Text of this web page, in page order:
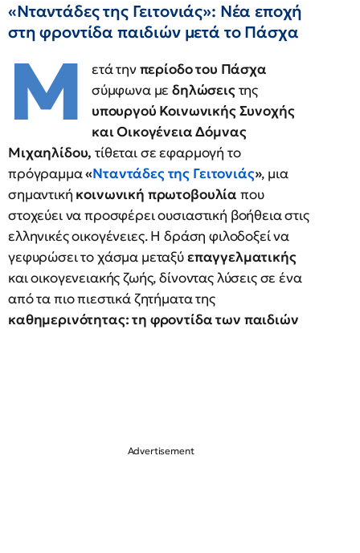
«Νταντάδες της Γειτονιάς»: Νέα εποχή
στη φροντίδα παιδιών μετά το Πάσχα
Μ ετά τηνπερίοδο του Πάσχα
σύμφωνα με δηλώσειςτης
υπουργού Κοινωνικής Συνοχής
και Οικογένεια Δόμνας
Μιχαηλίδου, τίθεται σε εφαρμογή το
πρόγραμμα«Νταντάδες της Γειτονιάς», μια
σημαντική κοινωνική πρωτοβουλία που
στοχεύει να προσφέρει ουσιαστική βοήθεια στις
ελληνικές οικογένειες. Η δράση φιλοδοξεί να
γεφυρώσει το χάσμα μεταξύεπαγγελματικής
και οικογενειακής ζωής, δίνοντας λύσεις σε ένα
από τα πιο πιεστικά ζητήματα της
καθημερινότητας: τη φροντίδα των παιδιών